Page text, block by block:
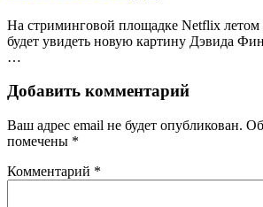
На стриминговой площадке Netflix
будет увидеть новую картину Дэвида
…
Добавить комментарий
Ваш адрес email не будет опубликован.
помечены *
Комментарий *